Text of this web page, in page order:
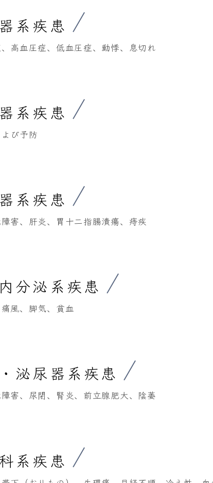
系疾患
高血圧症、低血圧症、動悸、息切れ
系疾患
び予防
系疾患
害、肝炎、胃十二指腸潰瘍、痔疾
分泌系疾患
風、脚気、貧血
尿器系疾患
害、尿閉、腎炎、前立腺肥大、陰萎
系疾患